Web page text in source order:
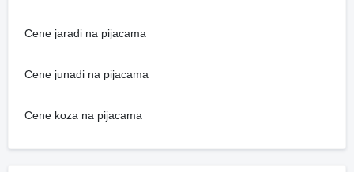
Cene jaradi na pijacama
Cene junadi na pijacama
Cene koza na pijacama